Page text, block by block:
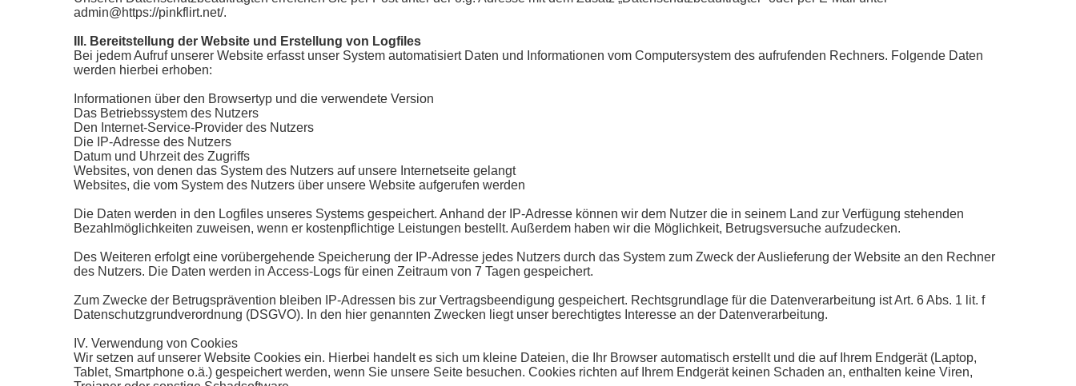
admin@https://pinkflirt.net/.
III. Bereitstellung der Website und Erstellung von Logfiles
Bei jedem Aufruf unserer Website erfasst unser System automatisiert Daten und Informationen vom Computersystem des aufrufenden Rechners. Folgende Daten
werden hierbei erhoben:
Informationen über den Browsertyp und die verwendete Version
Das Betriebssystem des Nutzers
Den Internet-Service-Provider des Nutzers
Die IP-Adresse des Nutzers
Datum und Uhrzeit des Zugriffs
Websites, von denen das System des Nutzers auf unsere Internetseite gelangt
Websites, die vom System des Nutzers über unsere Website aufgerufen werden
Die Daten werden in den Logfiles unseres Systems gespeichert. Anhand der IP-Adresse können wir dem Nutzer die in seinem Land zur Verfügung stehenden
Bezahlmöglichkeiten zuweisen, wenn er kostenpflichtige Leistungen bestellt. Außerdem haben wir die Möglichkeit, Betrugsversuche aufzudecken.
Des Weiteren erfolgt eine vorübergehende Speicherung der IP-Adresse jedes Nutzers durch das System zum Zweck der Auslieferung der Website an den Rechner
des Nutzers. Die Daten werden in Access-Logs für einen Zeitraum von 7 Tagen gespeichert.
Zum Zwecke der Betrugsprävention bleiben IP-Adressen bis zur Vertragsbeendigung gespeichert. Rechtsgrundlage für die Datenverarbeitung ist Art. 6 Abs. 1 lit. f
Datenschutzgrundverordnung (DSGVO). In den hier genannten Zwecken liegt unser berechtigtes Interesse an der Datenverarbeitung.
IV. Verwendung von Cookies
Wir setzen auf unserer Website Cookies ein. Hierbei handelt es sich um kleine Dateien, die Ihr Browser automatisch erstellt und die auf Ihrem Endgerät (Laptop,
Tablet, Smartphone o.ä.) gespeichert werden, wenn Sie unsere Seite besuchen. Cookies richten auf Ihrem Endgerät keinen Schaden an, enthalten keine Viren,